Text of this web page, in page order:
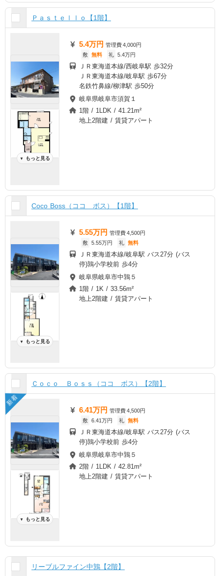
Ｐａｓｔｅｌｌｏ【1階】
▼ もっと見る
5.4万円 管理費4,000円
敷 無料 礼 5.4万円
ＪＲ東海道本線/西岐阜駅 歩32分
ＪＲ東海道本線/岐阜駅 歩67分
名鉄竹鼻線/柳津駅 歩50分
岐阜県岐阜市須賀１
1階 / 1LDK / 41.21m²
地上2階建 / 賃貸アパート
Coco Boss（ココ ボス）【1階】
▼ もっと見る
5.55万円 管理費4,500円
敷 5.55万円 礼 無料
ＪＲ東海道本線/岐阜駅 バス27分 (バス
停)鶉小学校前 歩4分
岐阜県岐阜市中鶉５
1階 / 1K / 33.56m²
地上2階建 / 賃貸アパート
Ｃｏｃｏ Ｂｏｓｓ（ココ ボス）【2階】
新着
▼ もっと見る
6.41万円 管理費4,500円
敷 6.41万円 礼 無料
ＪＲ東海道本線/岐阜駅 バス27分 (バス
停)鶉小学校前 歩4分
岐阜県岐阜市中鶉５
2階 / 1LDK / 42.81m²
地上2階建 / 賃貸アパート
リーブルファイン中鶉【2階】